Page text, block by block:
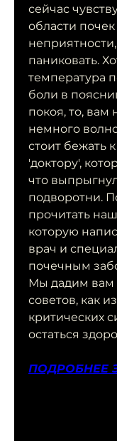
сейчас
области почек
паниковать.
температура
боли в
покоя, то,
немного
стоит бежать
'доктору',
что
подворотни.
прочитать
которую
врач и
почечным
Мы дадим вам
советов, как
критических
остаться
ПОДРОБНЕЕ